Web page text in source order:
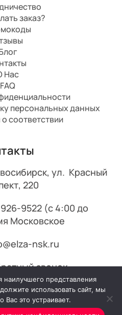
заказ?
Нас
FAQ
персональных данных
соответствии
ул. Красный
220
9522 (с 4:00 до
Московское
nsk.ru
звонок
Эльза.
представления
использовать сайт, мы
Вас это устраивает.